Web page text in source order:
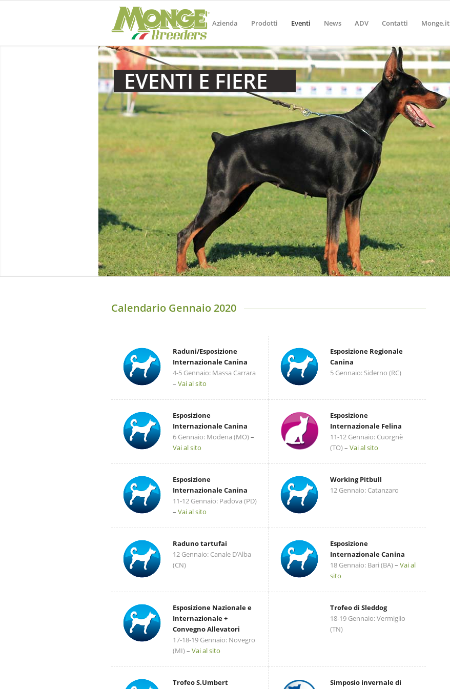
Azienda Prodotti Eventi News ADV Contatti Monge.it
EVENTI E FIERE
Calendario Gennaio 2020
Raduni/Esposizione
Internazionale Canina
4-5 Gennaio: Massa Carrara
– Vai al sito
Esposizione Regionale
Canina
5 Gennaio: Siderno (RC)
Esposizione
Internazionale Canina
6 Gennaio: Modena (MO)–
Vai al sito
Esposizione
Internazionale Felina
11-12 Gennaio: Cuorgnè
(TO)– Vai al sito
Esposizione
Internazionale Canina
11-12 Gennaio: Padova (PD)
– Vai al sito
Working Pitbull
12 Gennaio: Catanzaro
Raduno tartufai
12 Gennaio: Canale D’Alba
(CN)
Esposizione
Internazionale Canina
18 Gennaio: Bari (BA)– Vai al
sito
Esposizione Nazionale e
Internazionale +
Convegno Allevatori
17-18-19 Gennaio: Novegro
(MI)– Vai al sito
Trofeo di Sleddog
18-19 Gennaio: Vermiglio
(TN)
Trofeo S.Umbert
Simposio invernale di